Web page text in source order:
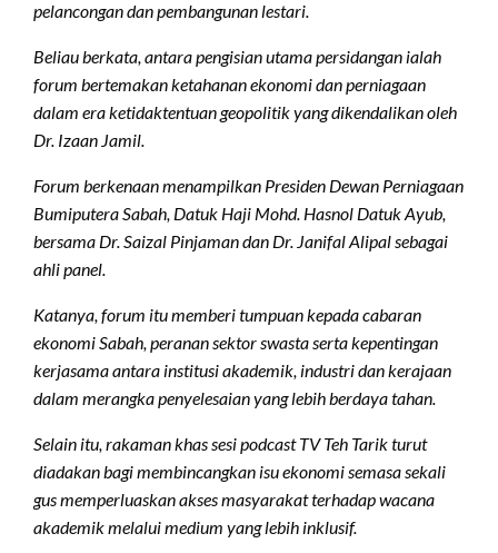
pelancongan dan pembangunan lestari.
Beliau berkata, antara pengisian utama persidangan ialah
forum bertemakan ketahanan ekonomi dan perniagaan
dalam era ketidaktentuan geopolitik yang dikendalikan oleh
Dr. Izaan Jamil.
Forum berkenaan menampilkan Presiden Dewan Perniagaan
Bumiputera Sabah, Datuk Haji Mohd. Hasnol Datuk Ayub,
bersama Dr. Saizal Pinjaman dan Dr. Janifal Alipal sebagai
ahli panel.
Katanya, forum itu memberi tumpuan kepada cabaran
ekonomi Sabah, peranan sektor swasta serta kepentingan
kerjasama antara institusi akademik, industri dan kerajaan
dalam merangka penyelesaian yang lebih berdaya tahan.
Selain itu, rakaman khas sesi podcast TV Teh Tarik turut
diadakan bagi membincangkan isu ekonomi semasa sekali
gus memperluaskan akses masyarakat terhadap wacana
akademik melalui medium yang lebih inklusif.